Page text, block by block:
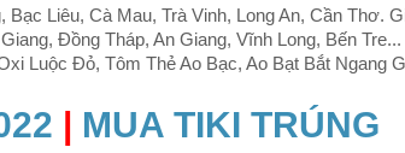
Bạc Liêu, Cà Mau, Trà Vinh, Long An, Cần Thơ.
Đồng Tháp, An Giang, Vĩnh Long, Bến Tre...
Luộc Đỏ, Tôm Thẻ Ao Bạc, Ao Bạt Bắt Ngang
| MUA TIKI TRÚNG